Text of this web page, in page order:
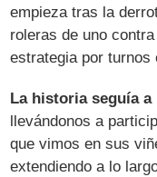
empieza tras la
roleras de uno
estrategia por turnos
La historia seguía
llevándonos a
que vimos en sus
extendiendo a lo